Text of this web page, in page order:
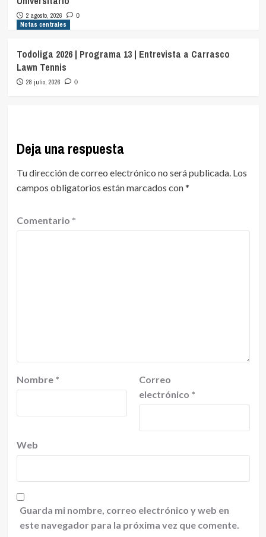
2 agosto, 2026 0
Notas centrales
Todoliga 2026 | Programa 13 | Entrevista a Carrasco
Lawn Tennis
28 julio, 2026 0
Deja una respuesta
Tu dirección de correo electrónico no será publicada. Los
campos obligatorios están marcados con*
Comentario *
Nombre *
Correo
electrónico *
Web
Guarda mi nombre, correo electrónico y web en
este navegador para la próxima vez que comente.